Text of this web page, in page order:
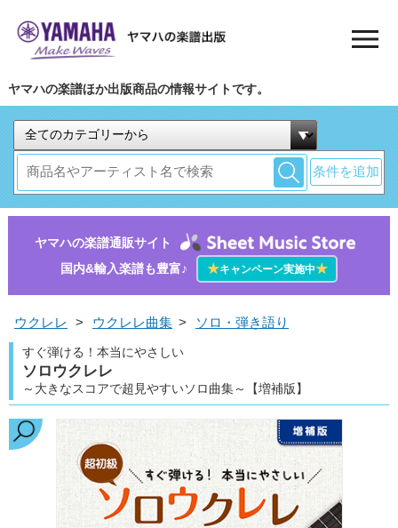
ヤマハの楽譜ほか出版商品の情報サイトです。
条件を追加
ヤマハの楽譜通販サイト
国内&輸入楽譜も豊富♪
★キャンペーン実施中★
ウクレレ > ウクレレ曲集 > ソロ・弾き語り
すぐ弾ける！本当にやさしい
ソロウクレレ
～大きなスコアで超見やすいソロ曲集～【増補版】